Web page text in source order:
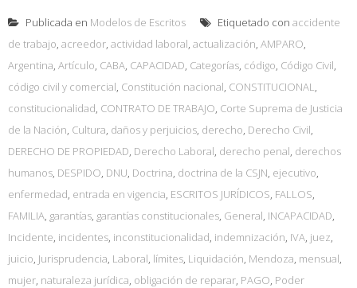
Publicada en Modelos de Escritos Etiquetado con accidente
de trabajo, acreedor, actividad laboral, actualización, AMPARO,
Argentina, Artículo, CABA, CAPACIDAD, Categorías, código, Código Civil,
código civil y comercial, Constitución nacional, CONSTITUCIONAL,
constitucionalidad, CONTRATO DE TRABAJO, Corte Suprema de Justicia
de la Nación, Cultura, daños y perjuicios, derecho, Derecho Civil,
DERECHO DE PROPIEDAD, Derecho Laboral, derecho penal, derechos
humanos, DESPIDO, DNU, Doctrina, doctrina de la CSJN, ejecutivo,
enfermedad, entrada en vigencia, ESCRITOS JURÍDICOS, FALLOS,
FAMILIA, garantías, garantías constitucionales, General, INCAPACIDAD,
Incidente, incidentes, inconstitucionalidad, indemnización, IVA, juez,
juicio, Jurisprudencia, Laboral, límites, Liquidación, Mendoza, mensual,
mujer, naturaleza jurídica, obligación de reparar, PAGO, Poder